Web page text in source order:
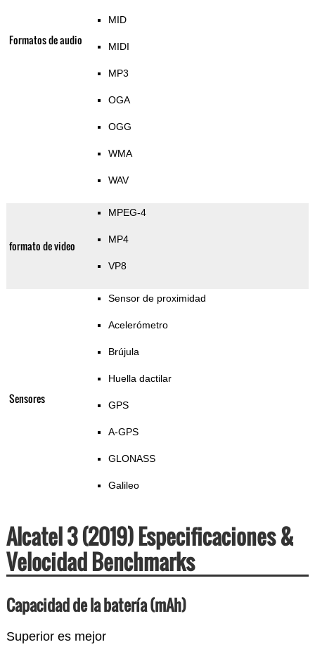
Formatos de audio
MID
MIDI
MP3
OGA
OGG
WMA
WAV
formato de video
MPEG-4
MP4
VP8
Sensores
Sensor de proximidad
Acelerómetro
Brújula
Huella dactilar
GPS
A-GPS
GLONASS
Galileo
Alcatel 3 (2019) Especificaciones &
Velocidad Benchmarks
Capacidad de la batería (mAh)
Superior es mejor